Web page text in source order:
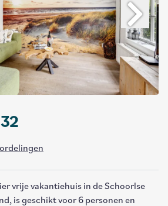
vrije vakantiehuis in de Schoorlse
is geschikt voor 6 personen en